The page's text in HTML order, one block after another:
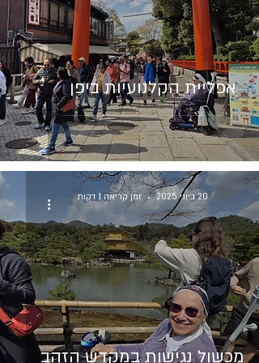
אפליית הקלנועיות ביפן
מכשול נגישות במקדש הזהב
20 ביוני 2025 זמן קריאה 1 דקות